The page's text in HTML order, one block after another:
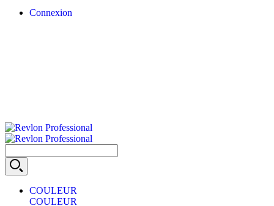
Connexion
COULEUR
COULEUR